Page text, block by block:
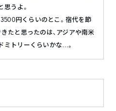
うよ。
円くらいのとこ。宿代を節
たと思ったのは、アジアや南米
ミトリーくらいかな…。